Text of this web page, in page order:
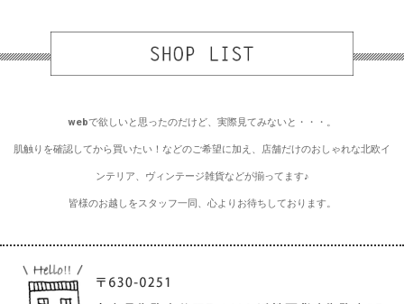
webで欲しいと思ったのだけど、実際見てみないと・・・。
肌触りを確認してから買いたい！などのご希望に加え、店舗だけのおしゃれな北欧イ
ンテリア、ヴィンテージ雑貨などが揃ってます♪
皆様のお越しをスタッフ一同、心よりお待ちしております。